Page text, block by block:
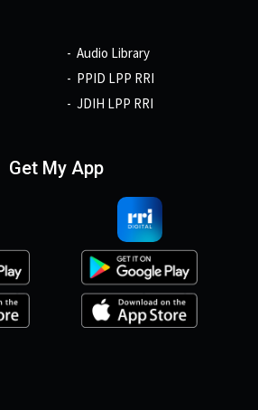
Audio Library
PPID LPP RRI
JDIH LPP RRI
Get My App